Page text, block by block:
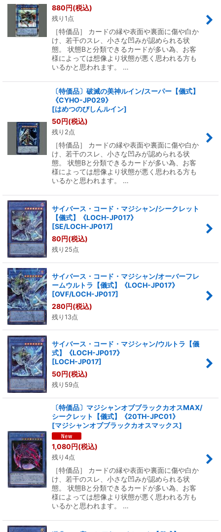
880円(税込)
残り1点
［特価品］ カードの縁や表面や裏面に傷や白か
け、若干のスレ、小さな凹みが認められる状
態。 状態Bと分類できるカードが多い為、お客
様によっては想像より状態が悪く思われる方も
いるかと思われます。 …
〔特価品〕破滅の美神ルイン/スーパー【儀式】
《CYHO-JP029》
[はめつのびしんルイン]
50円(税込)
残り2点
［特価品］ カードの縁や表面や裏面に傷や白か
け、若干のスレ、小さな凹みが認められる状
態。 状態Bと分類できるカードが多い為、お客
様によっては想像より状態が悪く思われる方も
いるかと思われます。 …
サイバース・コード・マジシャン/シークレット
【儀式】《LOCH-JP017》
[SE/LOCH-JP017]
80円(税込)
残り25点
サイバース・コード・マジシャン/オーバーフレ
ームウルトラ【儀式】《LOCH-JP017》
[OVF/LOCH-JP017]
280円(税込)
残り13点
サイバース・コード・マジシャン/ウルトラ【儀
式】《LOCH-JP017》
[LOCH-JP017]
50円(税込)
残り59点
〔特価品〕マジシャンオブブラックカオスMAX/
シークレット【儀式】《20TH-JPC01》
[マジシャンオブブラックカオスマックス]
1,080 円(税込)
残り4点
［特価品］ カードの縁や表面や裏面に傷や白か
け、若干のスレ、小さな凹みが認められる状
態。 状態Bと分類できるカードが多い為、お客
様によっては想像より状態が悪く思われる方も
いるかと思われます。 …